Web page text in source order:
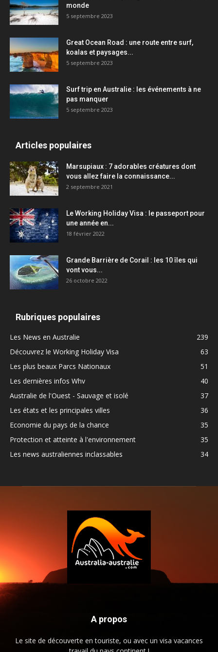
monde
5 septembre 2023
Great Ocean Road : une route entre surf,
koalas et paysages...
5 septembre 2023
Surf trip en Australie : les événements à ne
pas manquer
5 septembre 2023
Articles populaires
Marsupiaux : 7 adorables créatures dont
vous allez faire la connaissance...
2 septembre 2021
Le Working Holiday Visa : le passeport pour
une année en...
18 février 2022
Grande Barrière de Corail : les 10 îles qui
vont vous...
26 octobre 2022
Rubriques populaires
Les News en Australie
239
Découvrez le Working Holiday Visa
63
Les plus beaux Parcs Nationaux
51
Les dernières infos Whv
40
Australie de l'Ouest - Sauvage et isolé
37
Les états et les principales villes
36
Economie du pays de la chance
35
Protection et atteinte à l'environnement
35
Les news australiennes inclassables
34
A propos
Le site de découverte en touriste, ou avec un visa vacances